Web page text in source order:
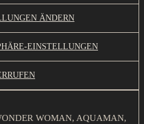
ÄNDERN
EINSTELLUNGEN
WOMAN, AQUAMAN,